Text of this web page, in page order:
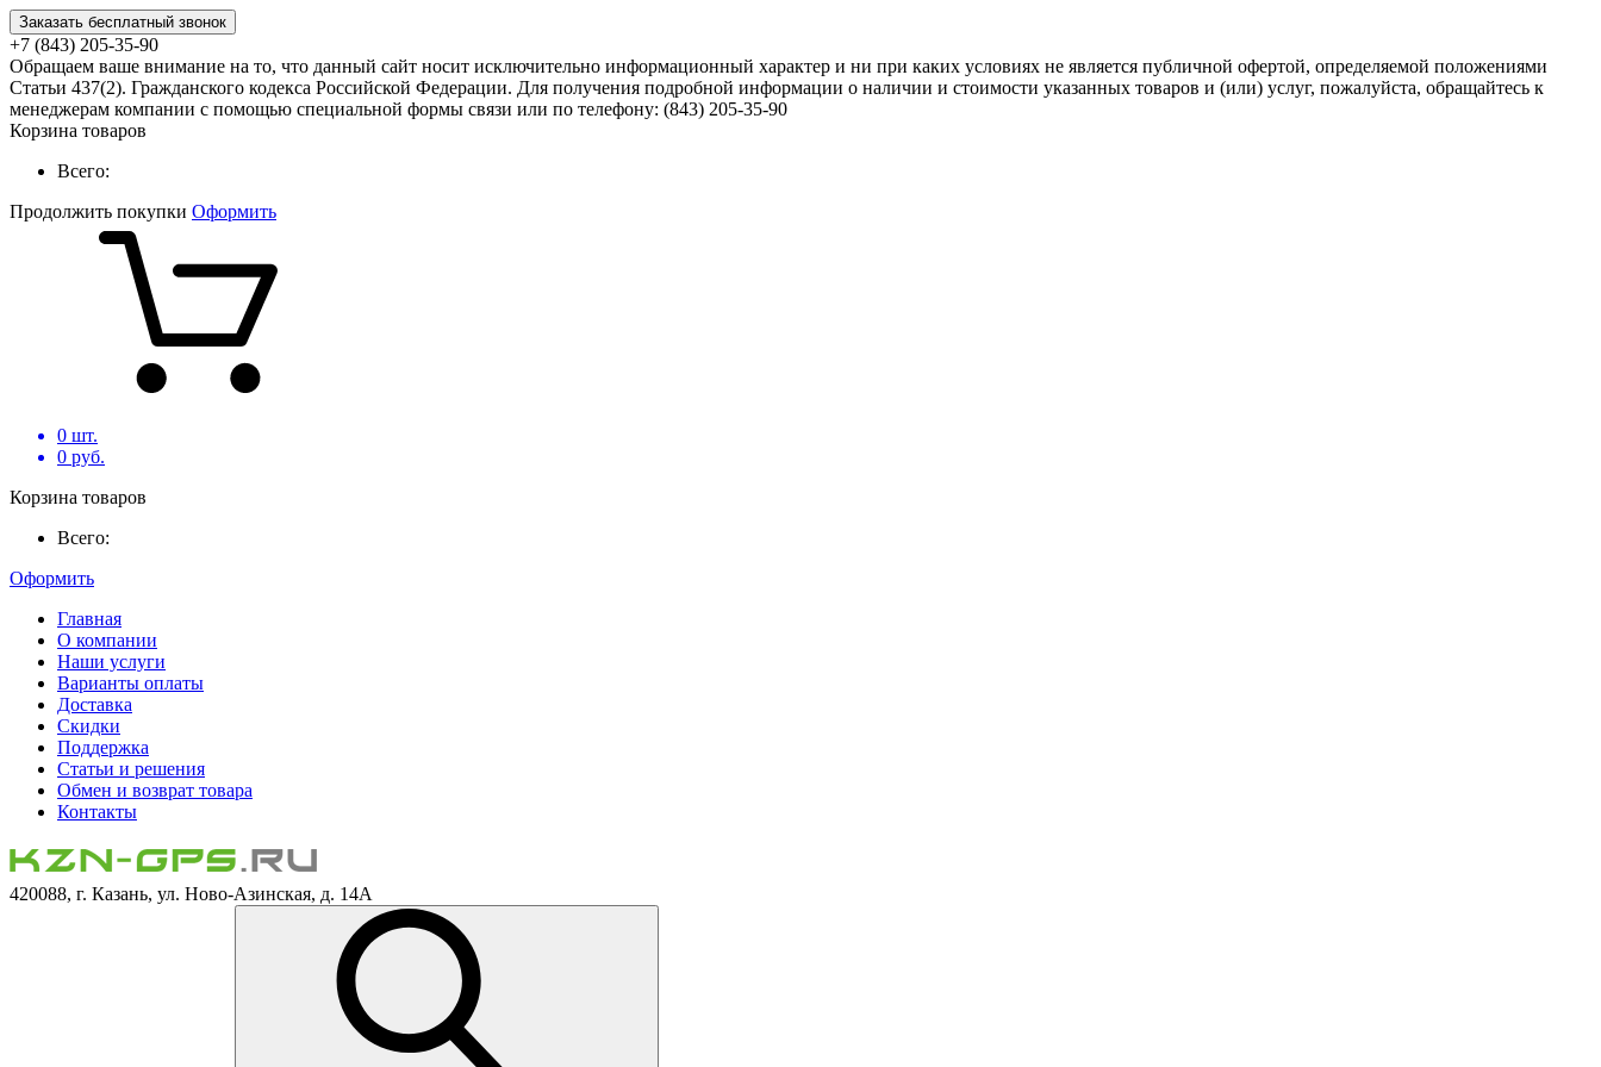
Заказать бесплатный звонок
+7 (843) 205-35-90
Обращаем ваше внимание на то, что данный сайт носит исключительно информационный характер и ни при каких условиях не является публичной офертой, определяемой положениями
Статьи 437(2). Гражданского кодекса Российской Федерации. Для получения подробной информации о наличии и стоимости указанных товаров и (или) услуг, пожалуйста, обращайтесь к
менеджерам компании с помощью специальной формы связи или по телефону: (843) 205-35-90
Корзина товаров
Всего:
Продолжить покупки Оформить
0 шт.
0 руб.
Корзина товаров
Всего:
Оформить
Главная
О компании
Наши услуги
Варианты оплаты
Доставка
Скидки
Поддержка
Статьи и решения
Обмен и возврат товара
Контакты
420088, г. Казань, ул. Ново-Азинская, д. 14А